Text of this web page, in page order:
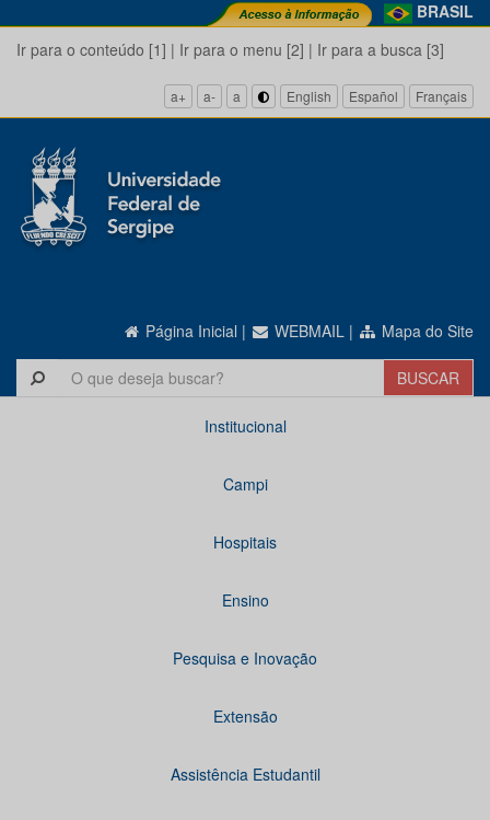
BRASIL
Ir para o conteúdo [1] | Ir para o menu [2] | Ir para a busca [3]
a+ a- a English Español Français
Página Inicial | WEBMAIL | Mapa do Site
Institucional
Campi
Hospitais
Ensino
Pesquisa e Inovação
Extensão
Assistência Estudantil